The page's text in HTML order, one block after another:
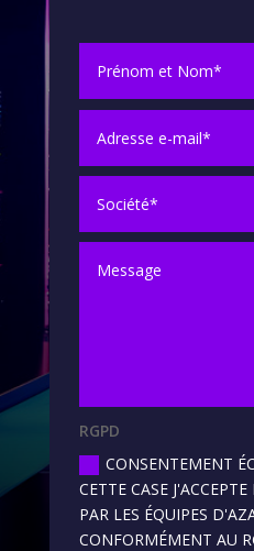
RGPD
CONSENTEMENT
CETTE CASE
PAR LES ÉQUIPES
CONFORMÉMENT AU